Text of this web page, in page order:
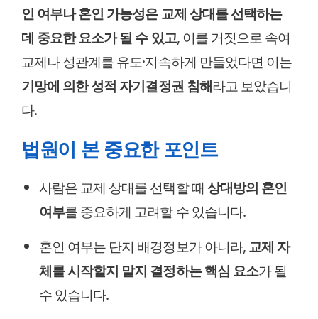
인 여부나 혼인 가능성은 교제 상대를 선택하는
데 중요한 요소가 될 수 있고, 이를 거짓으로 속여
교제나 성관계를 유도·지속하게 만들었다면 이는
기망에 의한 성적 자기결정권 침해라고 보았습니
다.
법원이 본 중요한 포인트
사람은 교제 상대를 선택할 때 상대방의 혼인
여부를 중요하게 고려할 수 있습니다.
혼인 여부는 단지 배경정보가 아니라,교제 자
체를 시작할지 말지 결정하는 핵심 요소가 될
수 있습니다.